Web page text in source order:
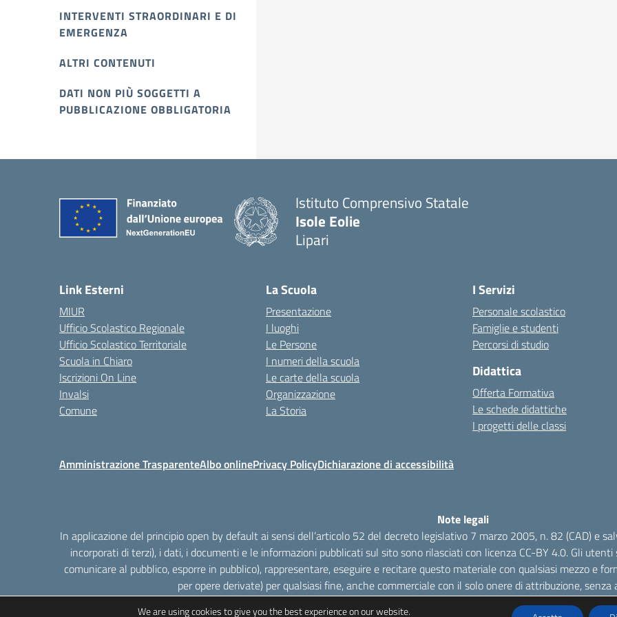
INTERVENTI STRAORDINARI E DI
EMERGENZA
ALTRI CONTENUTI
DATI NON PIÙ SOGGETTI A
PUBBLICAZIONE OBBLIGATORIA
Istituto Comprensivo Statale
Isole Eolie
Lipari
Link Esterni
MIUR
Ufficio Scolastico Regionale
Ufficio Scolastico Territoriale
Scuola in Chiaro
Iscrizioni On Line
Invalsi
Comune
La Scuola
Presentazione
I luoghi
Le Persone
I numeri della scuola
Le carte della scuola
Organizzazione
La Storia
I Servizi
Personale scolastico
Famiglie e studenti
Percorsi di studio
Didattica
Offerta Formativa
Le schede didattiche
I progetti delle classi
Amministrazione TrasparenteAlbo onlinePrivacy PolicyDichiarazione di accessibilità
Note legali
In applicazione del principio open by default ai sensi dell’articolo 52 del decreto legislativo 7 marzo 2005, n. 82 (CAD) e
incorporati di terzi), i dati, i documenti e le informazioni pubblicati sul sito sono rilasciati con licenza CC-BY 4.0. Gli
comunicare al pubblico, esporre in pubblico), rappresentare, eseguire e recitare questo materiale con qualsiasi mezzo e
per opere derivate) per qualsiasi fine, anche commerciale con il solo onere di attribuzione,
We are using cookies to give you the best experience on our website.